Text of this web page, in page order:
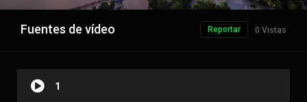
Fuentes de vídeo 0 Vistas
Reportar
1